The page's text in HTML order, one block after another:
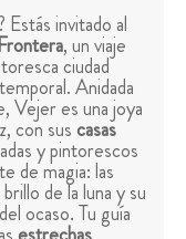
Estás invitado al
, un viaje
ciudad
Anidada
Vejer es una joya
con suscasas
y pintorescos
de magia: las
de la luna y su
ocaso. Tu guía